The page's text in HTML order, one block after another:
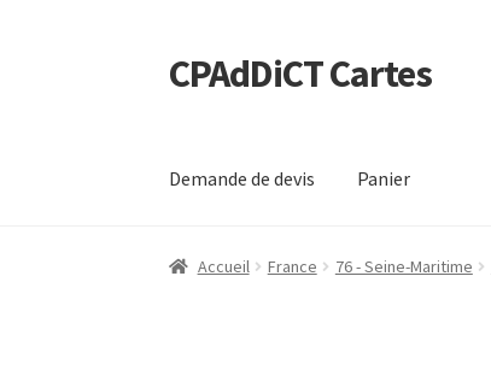
Aller
à
Aller
au
CPAdDiCT Cartes
Demande de devis Panier
Accueil France 76 - Seine-Maritime